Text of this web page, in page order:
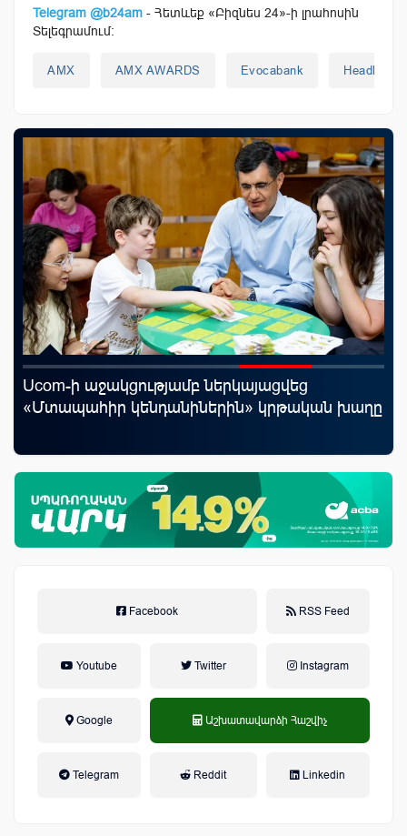
Telegram @b24am - Հետևեք «Բիզնես 24»-ի լրահոսին
Տելեգրամում:
AMX AMX AWARDS Evocabank Headlines
Ucom-ի աջակցությամբ ներկայացվեց
«Մտապահիր կենդանիներին» կրթական խաղը
Facebook RSS Feed
Youtube Twitter Instagram
Google Աշխատավարձի Հաշվիչ
Telegram Reddit Linkedin